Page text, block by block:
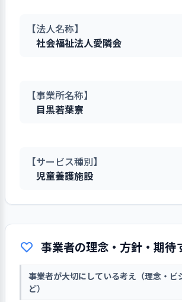
【法人名称】
社会福祉法人愛隣会
【事業所名称】
目黒若葉寮
【サービス種別】
児童養護施設
事業者の理念・方針・期待
事業者が大切にしている考え（理念・ビ
ど）